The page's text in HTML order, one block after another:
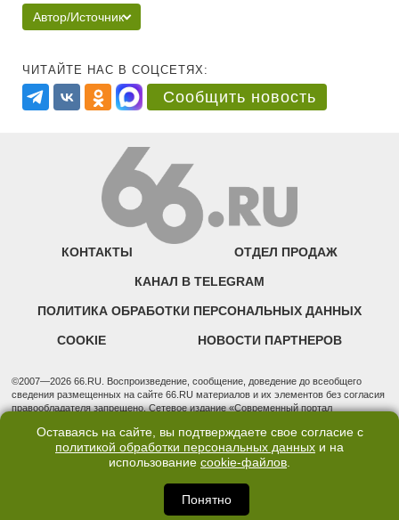
Автор/Источник
ЧИТАЙТЕ НАС В СОЦСЕТЯХ:
Сообщить новость
КОНТАКТЫ ОТДЕЛ ПРОДАЖ
КАНАЛ В TELEGRAM
ПОЛИТИКА ОБРАБОТКИ ПЕРСОНАЛЬНЫХ ДАННЫХ
COOKIE НОВОСТИ ПАРТНЕРОВ
©2007—2026 66.RU. Воспроизведение, сообщение, доведение до всеобщего
сведения размещенных на сайте 66.RU материалов и их элементов без согласия
правообладателя запрещено. Сетевое издание «Современный портал
надзору в сфере связи, информационных технологий и массовых коммуникаций
(Роскомнадзор). Регистрационный номер ЭЛ № ФС 77 - 76634 от 02.09.2019
Учредитель: Общество с ограниченной ответственностью "66.ру". Юридический
3, оф. 7015 Фактический адрес редакции и отдела продаж: 620014, Свердловская
обл., г. Екатеринбург, ул. Бориса Ельцина, д. 3, оф. 7015, +7 (343) 288-50-66
info@news.66.ru Главный редактор: Шлыков Дмитрий Владимирович
Оставаясь на сайте, вы подтверждаете свое согласие с
политикой обработки персональных данных и на
использование cookie-файлов.
Понятно